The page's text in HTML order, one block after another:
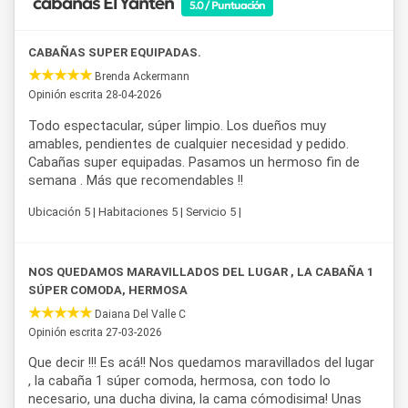
cielo estrellado, en un entorno de montaña ideal para
5.0 / Puntuación
CABAÑAS SUPER EQUIPADAS.
Brenda Ackermann
Opinión escrita 28-04-2026
Todo espectacular, súper limpio. Los dueños muy
amables, pendientes de cualquier necesidad y pedido.
Cabañas super equipadas. Pasamos un hermoso fin de
semana . Más que recomendables !!
Ubicación 5 | Habitaciones 5 | Servicio 5 |
NOS QUEDAMOS MARAVILLADOS DEL LUGAR , LA CABAÑA 1
SÚPER COMODA, HERMOSA
Daiana Del Valle C
Opinión escrita 27-03-2026
Que decir !!! Es acá!! Nos quedamos maravillados del lugar
, la cabaña 1 súper comoda, hermosa, con todo lo
necesario, una ducha divina, la cama cómodisima! Unas